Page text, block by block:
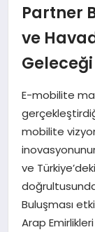
SAĞLIK
MAGAZIN
EĞITIM
Partner
ve
Geleceği
E-mobilite
mobilite
ve
doğrultusunda
Buluşması
Arap